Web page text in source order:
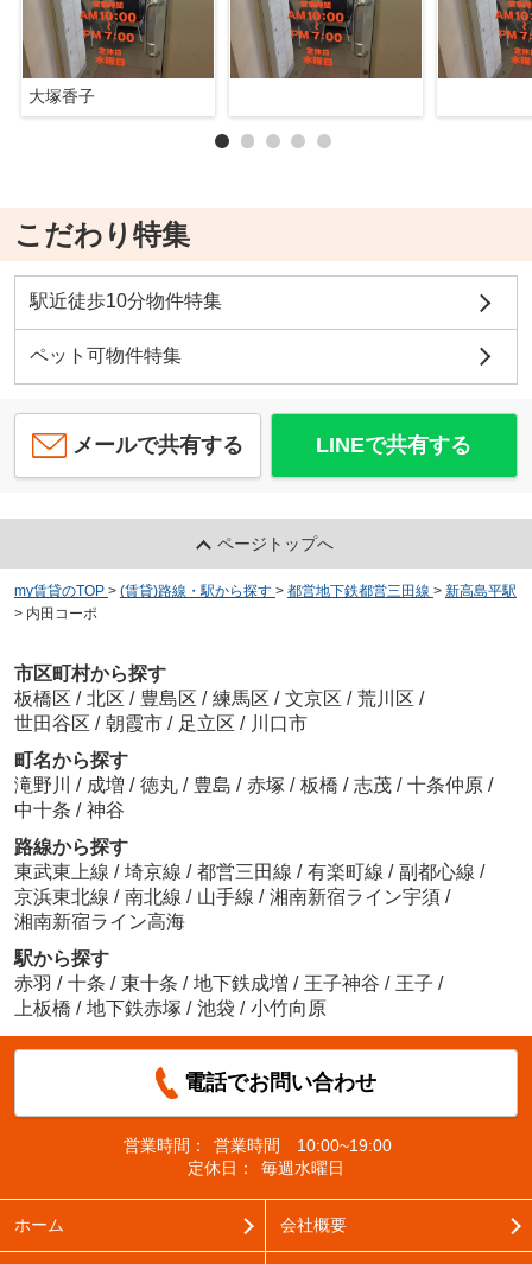
大塚香子
こだわり特集
駅近徒歩10分物件特集
ペット可物件特集
メールで共有する LINEで共有する
ページトップへ
my賃貸のTOP > (賃貸)路線・駅から探す > 都営地下鉄都営三田線 > 新高島平駅
> 内田コーポ
市区町村から探す
板橋区 / 北区 / 豊島区 / 練馬区 / 文京区 / 荒川区 /
世田谷区 / 朝霞市 / 足立区 / 川口市
町名から探す
滝野川 / 成増 / 徳丸 / 豊島 / 赤塚 / 板橋 / 志茂 / 十条仲原 /
中十条 / 神谷
路線から探す
東武東上線 / 埼京線 / 都営三田線 / 有楽町線 / 副都心線 /
京浜東北線 / 南北線 / 山手線 / 湘南新宿ライン宇須 /
湘南新宿ライン高海
駅から探す
赤羽 / 十条 / 東十条 / 地下鉄成増 / 王子神谷 / 王子 /
上板橋 / 地下鉄赤塚 / 池袋 / 小竹向原
電話でお問い合わせ
営業時間：
営業時間 10:00~19:00
定休日：
毎週水曜日
ホーム 会社概要